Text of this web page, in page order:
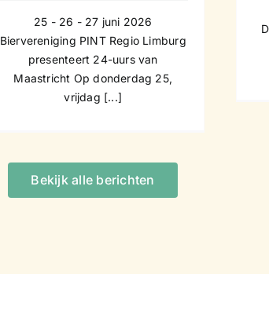
25 - 26 - 27 juni 2026
Biervereniging PINT Regio Limburg
presenteert 24-uurs van
Maastricht Op donderdag 25,
vrijdag [...]
Bekijk alle berichten